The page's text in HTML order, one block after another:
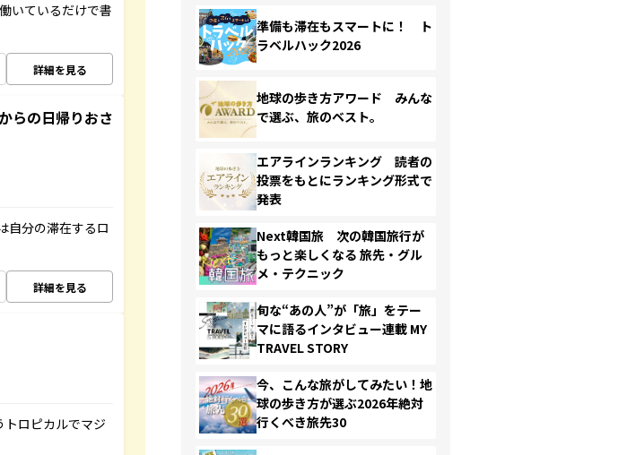
いているだけで書
詳細を見る
らの日帰りおさ
自分の滞在するロ
詳細を見る
ロピカルでマジ
準備も滞在もスマートに！ ト
ラベルハック2026
地球の歩き方アワード みんな
で選ぶ、旅のベスト。
エアラインランキング 読者の
投票をもとにランキング形式で
発表
Next韓国旅 次の韓国旅行が
もっと楽しくなる 旅先・グル
メ・テクニック
旬な“あの人”が「旅」をテー
マに語るインタビュー連載 MY
TRAVEL STORY
今、こんな旅がしてみたい！地
球の歩き方が選ぶ2026年絶対
行くべき旅先30